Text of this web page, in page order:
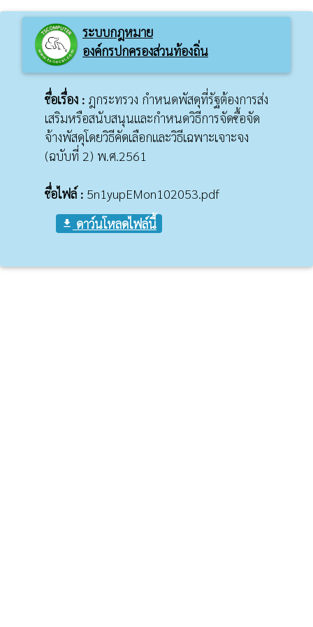
ระบบกฎหมาย
องค์กรปกครองส่วนท้องถิ่น
ชื่อเรื่อง : ฎกระทรวง กำหนดพัสดุที่รัฐต้องการส่ง
เสริมหรือสนับสนุนและกำหนดวิธีการจัดซื้อจัด
จ้างพัสดุโดยวิธีคัดเลือกและวิธีเฉพาะเจาะจง
(ฉบับที่ 2) พ.ศ.2561
ชื่อไฟล์ : 5n1yupEMon102053.pdf
file_download ดาว์นโหลดไฟล์นี้